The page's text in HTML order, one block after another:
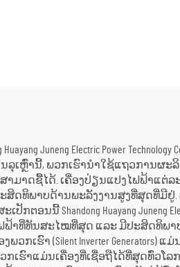
Huayang Juneng Electric Power
ອບັນລຸເຫຼົ່ານີ້, ພວກເຮົານຳໃຊ້ແຖວການ
ມາດຊື້ໄດ້. ເຄື່ອງປ່ຽນແປງໄຟຟ້າແຕ່ລ
ດທິພາບດ້ານພະລັງງານສູງທີ່ສຸດທີ່ມີຢູ່. ບໍລິ
ສະເປັກຕອນນີ້ Shandong Huayang
ຟ້າທີ່ທັນສະໄໝທີ່ສຸດ ແລະ ມີປະສິດທິພ
ພວກເຮົາ (Silent Inverter
ກເຮົາແມ່ນເຄື່ອງທີ່ເຊື່ອຖືໄດ້ທີ່ສຸດທົ່ວໂ